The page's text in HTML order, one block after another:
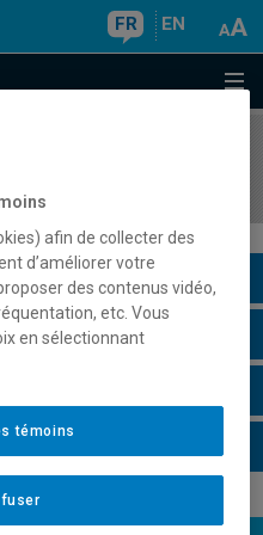
FR EN
afin de collecter des
d’améliorer votre
des contenus vidéo,
etc. Vous
en sélectionnant
témoins